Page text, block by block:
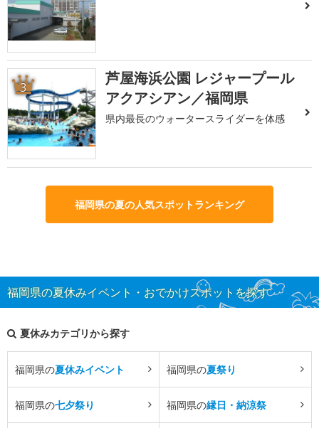
3
芦屋海浜公園 レジャープール
アクアシアン／福岡県
県内最長のウォータースライダーを体感
福岡県の夏の人気スポットランキング
福岡県の夏休みイベント・おでかけスポットを探す
夏休みカテゴリから探す
福岡県の夏休みイベント 福岡県の夏祭り
福岡県の七夕祭り 福岡県の縁日・納涼祭